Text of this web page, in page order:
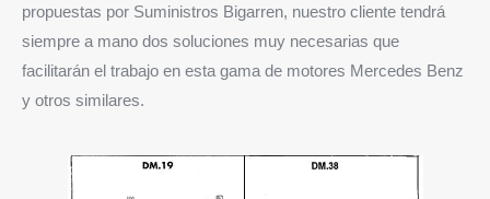
propuestas por Suministros Bigarren, nuestro cliente tendrá
siempre a mano dos soluciones muy necesarias que
facilitarán el trabajo en esta gama de motores Mercedes Benz
y otros similares.